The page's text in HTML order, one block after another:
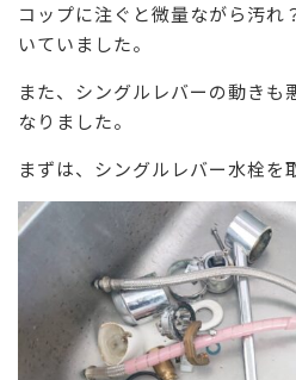
コップに注ぐと微量ながら汚れ
いていました。
また、シングルレバーの動きも
なりました。
まずは、シングルレバー水栓を